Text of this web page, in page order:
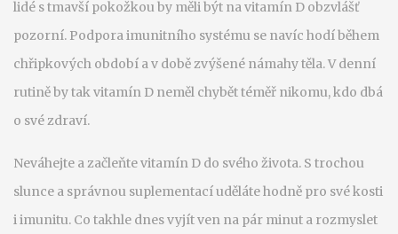
lidé s tmavší pokožkou by měli být na vitamín D obzvlášť
pozorní. Podpora imunitního systému se navíc hodí během
chřipkových období a v době zvýšené námahy těla. V denní
rutině by tak vitamín D neměl chybět téměř nikomu, kdo dbá
o své zdraví.
Neváhejte a začleňte vitamín D do svého života. S trochou
slunce a správnou suplementací uděláte hodně pro své kosti
i imunitu. Co takhle dnes vyjít ven na pár minut a rozmyslet